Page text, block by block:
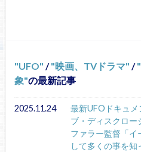
UFO / 映画、TVドラマ /
象 の最新記事
2025.11.24
最新UFOドキュ
ブ・ディスクロー
ファラー監督「イ
して多くの事を知